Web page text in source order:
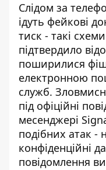
Слідом за
ідуть фейкові
тиск - такі
підтвердило
поширилися
електронною
служб.
під офіційні
месенджері
подібних атак -
конфіденційні
повідомлення